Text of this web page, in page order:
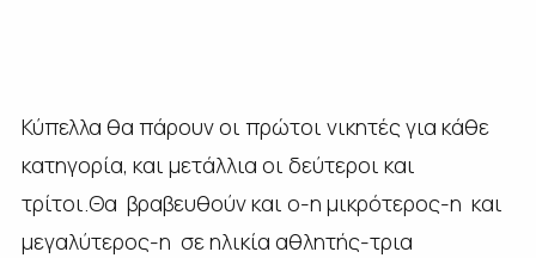
Κύπελλα θα πάρουν οι πρώτοι νικητές για κάθε
κατηγορία, και μετάλλια οι δεύτεροι και
τρίτοι.Θα βραβευθούν και ο-η μικρότερος-η και
μεγαλύτερος-η σε ηλικία αθλητής-τρια